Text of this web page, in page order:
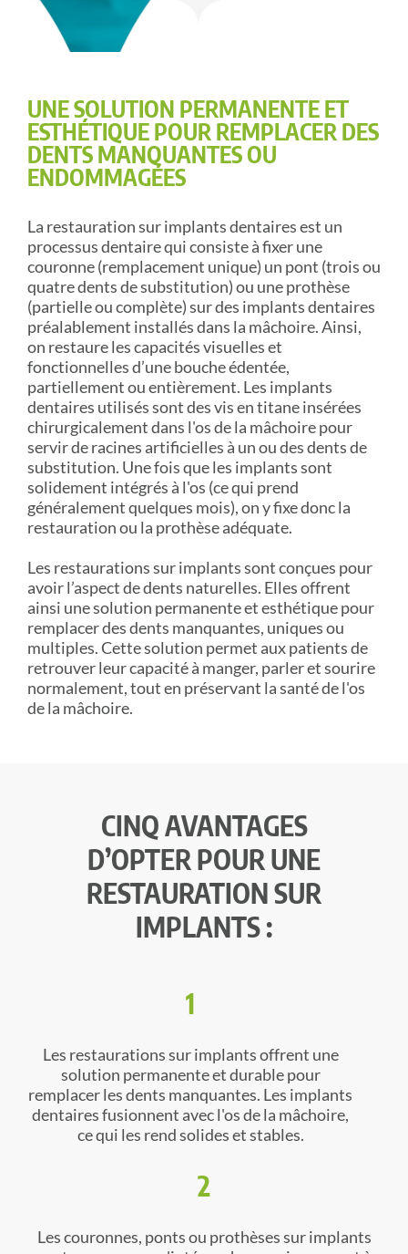
UNE SOLUTION PERMANENTE ET
ESTHÉTIQUE POUR REMPLACER DES
DENTS MANQUANTES OU
ENDOMMAGÉES
La restauration sur implants dentaires est un
processus dentaire qui consiste à fixer une
couronne (remplacement unique) un pont (trois ou
quatre dents de substitution) ou une prothèse
(partielle ou complète) sur des implants dentaires
préalablement installés dans la mâchoire. Ainsi,
on restaure les capacités visuelles et
fonctionnelles d’une bouche édentée,
partiellement ou entièrement. Les implants
dentaires utilisés sont des vis en titane insérées
chirurgicalement dans l'os de la mâchoire pour
servir de racines artificielles à un ou des dents de
substitution. Une fois que les implants sont
solidement intégrés à l'os (ce qui prend
généralement quelques mois), on y fixe donc la
restauration ou la prothèse adéquate.
Les restaurations sur implants sont conçues pour
avoir l’aspect de dents naturelles. Elles offrent
ainsi une solution permanente et esthétique pour
remplacer des dents manquantes, uniques ou
multiples. Cette solution permet aux patients de
retrouver leur capacité à manger, parler et sourire
normalement, tout en préservant la santé de l'os
de la mâchoire.
CINQ AVANTAGES
D’OPTER POURUNE
RESTAURATION SUR
IMPLANTS :
1
Les restaurations sur implants offrent une
solution permanente et durable pour
remplacer les dents manquantes. Les implants
dentaires fusionnent avec l'os de la mâchoire,
ce qui les rend solides et stables.
2
Les couronnes, ponts ou prothèses sur implants